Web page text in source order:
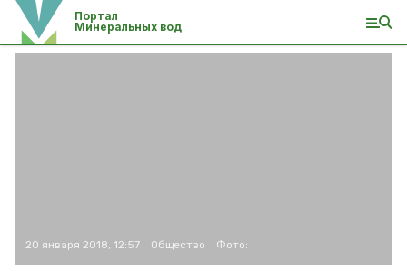
Портал
Минеральных вод
20 января 2018, 12:57 Общество Фото: